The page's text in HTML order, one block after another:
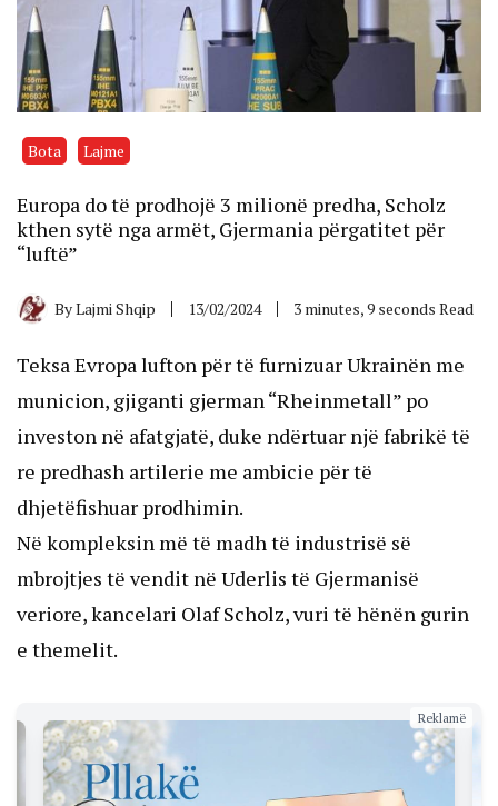
Bota Lajme
Europa do të prodhojë 3 milionë predha, Scholz
kthen sytë nga armët, Gjermania përgatitet për
“luftë”
ByLajmi Shqip 13/02/2024 3 minutes, 9 seconds Read
Teksa Evropa lufton për të furnizuar Ukrainën me
municion, gjiganti gjerman “Rheinmetall” po
investon në afatgjatë, duke ndërtuar një fabrikë të
re predhash artilerie me ambicie për të
dhjetëfishuar prodhimin.
Në kompleksin më të madh të industrisë së
mbrojtjes të vendit në Uderlis të Gjermanisë
veriore, kancelari Olaf Scholz, vuri të hënën gurin
e themelit.
Reklamë